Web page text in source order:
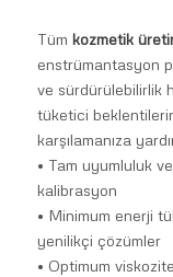
Tüm kozmetik
enstrümantasyon
ve sürdürülebilirlik
tüketici
karşılamanıza
• Tam uyumluluk
kalibrasyon
• Minimum enerji
yenilikçi çözümler
• Optimum